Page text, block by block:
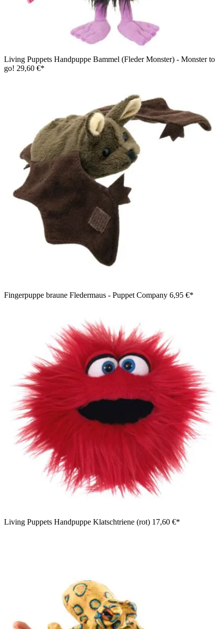
Living Puppets Handpuppe Bammel (Fleder Monster) - Monster to
go! 29,60 €*
Fingerpuppe braune Fledermaus - Puppet Company 6,95 €*
Living Puppets Handpuppe Klatschtriene (rot) 17,60 €*